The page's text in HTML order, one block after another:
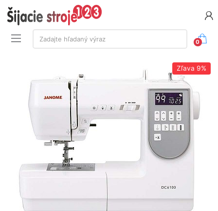
Vyhľadávanie:
Zadajte hľadaný výraz
0
Zľava 9%